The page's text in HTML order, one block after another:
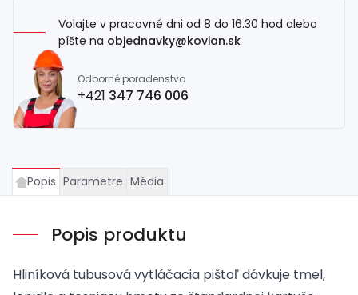
Volajte v pracovné dni od 8 do 16.30 hod alebo
píšte na objednavky@kovian.sk
Odborné poradenstvo
+421 347 746 006
Popis Parametre Média
Popis produktu
Hliníková tubusová vytláčacia pištoľ dávkuje tmel,